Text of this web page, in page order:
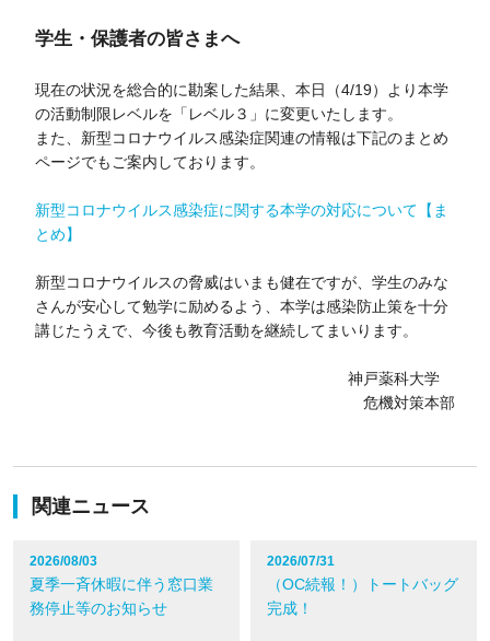
学生・保護者の皆さまへ
現在の状況を総合的に勘案した結果、本日（4/19）より本学
の活動制限レベルを「レベル３」に変更いたします。
また、新型コロナウイルス感染症関連の情報は下記のまとめ
ページでもご案内しております。
新型コロナウイルス感染症に関する本学の対応について【ま
とめ】
新型コロナウイルスの脅威はいまも健在ですが、学生のみな
さんが安心して勉学に励めるよう、本学は感染防止策を十分
講じたうえで、今後も教育活動を継続してまいります。
神戸薬科大学
危機対策本部
関連ニュース
2026/08/03
夏季一斉休暇に伴う窓口業
務停止等のお知らせ
2026/07/31
（OC続報！）トートバッグ
完成！